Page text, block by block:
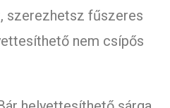
szerezhetsz fűszeres
nem csípős